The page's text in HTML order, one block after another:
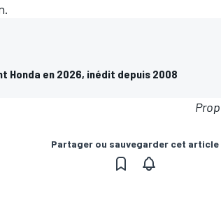
Honda en 2026, inédit depuis 2008
Partager ou sauvegarder cet article